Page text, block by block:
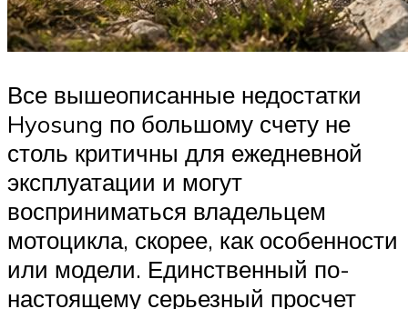
Все вышеописанные недостатки
Hyosung по большому счету не
столь критичны для ежедневной
эксплуатации и могут
восприниматься владельцем
мотоцикла, скорее, как особенности
или модели. Единственный по-
настоящему серьезный просчет